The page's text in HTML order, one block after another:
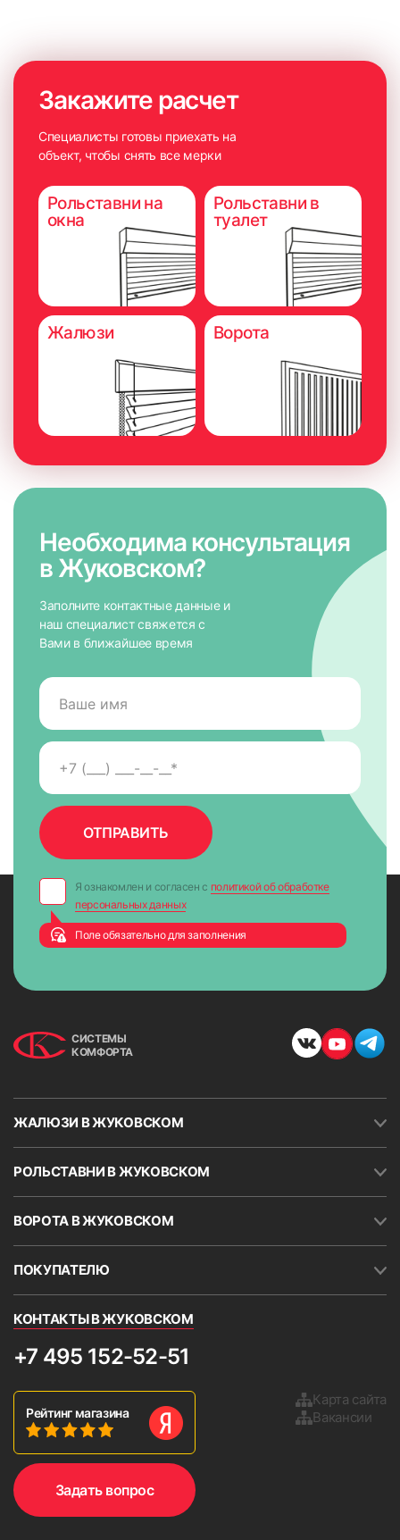
Закажите расчет
Специалисты готовы приехать на
объект, чтобы снять все мерки
Рольставни на
окна
Рольставни в
туалет
Жалюзи Ворота
Необходима консультация
в Жуковском?
Заполните контактные данные и
наш специалист свяжется с
Вами в ближайшее время
Я ознакомлен и согласен с политикой об обработке
персональных данных
Поле обязательно для заполнения
СИСТЕМЫ
КОМФОРТА
ЖАЛЮЗИ В ЖУКОВСКОМ
РОЛЬСТАВНИ В ЖУКОВСКОМ
ВОРОТА В ЖУКОВСКОМ
ПОКУПАТЕЛЮ
КОНТАКТЫ В ЖУКОВСКОМ
+7 495 152-52-51
Рейтинг магазина
Карта сайта
Вакансии
Задать вопрос